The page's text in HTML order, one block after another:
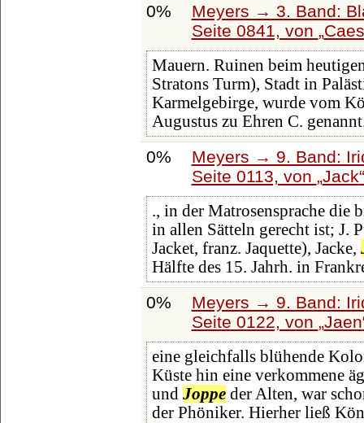
0%
Meyers → 3. Band:
Seite 0841, von
Mauern. Ruinen beim
Stratons Turm), Stadt in
Karmelgebirge, wurde vom
Augustus zu Ehren C.
0%
Meyers → 9. Band:
Seite 0113, von Jack
., in der Matrosensprache die
in allen Sätteln gerecht ist; J.
Jacket, franz. Jaquette), Jacke,
Hälfte des 15. Jahrh. in
0%
Meyers → 9. Band:
Seite 0122, von Jaen
eine gleichfalls blühende
Küste hin eine verkommene
und Joppeder Alten, war
der Phöniker. Hierher ließ